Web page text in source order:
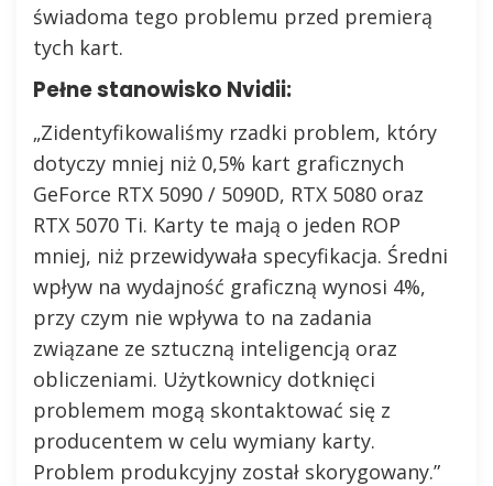
świadoma tego problemu przed premierą
tych kart.
Pełne stanowisko Nvidii:
„Zidentyfikowaliśmy rzadki problem, który
dotyczy mniej niż 0,5% kart graficznych
GeForce RTX 5090 / 5090D, RTX 5080 oraz
RTX 5070 Ti. Karty te mają o jeden ROP
mniej, niż przewidywała specyfikacja. Średni
wpływ na wydajność graficzną wynosi 4%,
przy czym nie wpływa to na zadania
związane ze sztuczną inteligencją oraz
obliczeniami. Użytkownicy dotknięci
problemem mogą skontaktować się z
producentem w celu wymiany karty.
Problem produkcyjny został skorygowany.”